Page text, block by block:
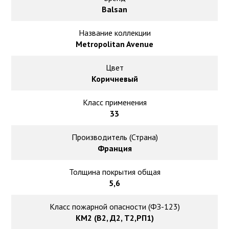
Ковролин оптом
Balsan
Название коллекции
Metropolitan Avenue
Цвет
Коричневый
Класс применения
33
Производитель (Страна)
Франция
Толщина покрытия общая
5,6
Класс пожарной опасности (ФЗ-123)
КМ2 (В2, Д2, Т2,РП1)